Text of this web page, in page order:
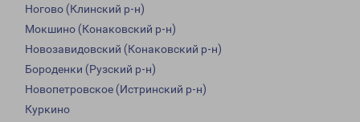
Ногово (Клинский р-н)
Мокшино (Конаковский р-н)
Новозавидовский (Конаковский р-н)
Бороденки (Рузский р-н)
Новопетровское (Истринский р-н)
Куркино